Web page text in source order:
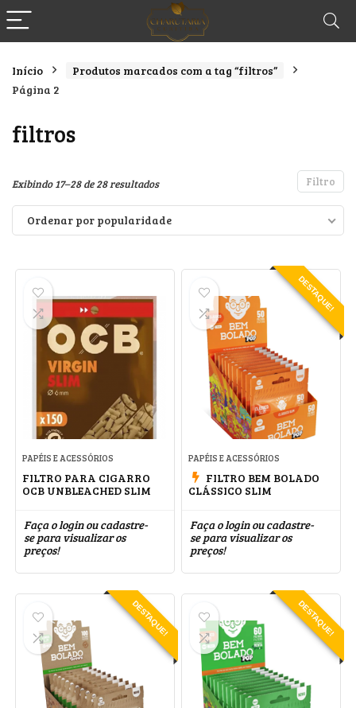
Início
Produtos marcados com a tag “filtros”
Página 2
filtros
Filtro
Exibindo 17–28 de 28 resultadosClassificado
por
popularidade
Ordenar por popularidade
PAPÉIS E ACESSÓRIOS
FILTRO PARA CIGARRO
OCB UNBLEACHED SLIM
Faça o login ou cadastre-
se para visualizar os
preços!
DESTAQUE!
PAPÉIS E ACESSÓRIOS
FILTRO BEM BOLADO
CLÁSSICO SLIM
Faça o login ou cadastre-
se para visualizar os
preços!
DESTAQUE! DESTAQUE!